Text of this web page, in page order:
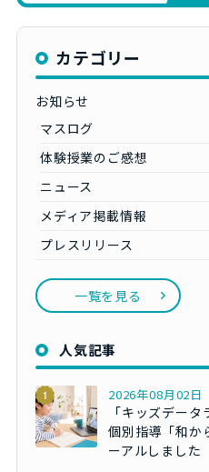
カテゴリー
お知らせ
マスログ
体験授業のご感想
ニュース
メディア掲載情報
プレスリリース
一覧を見る
人気記事
2026年08月02日
「キッズデー
個別指導「和か
ーアルしました